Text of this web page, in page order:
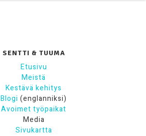
SENTTI & TUUMA
Etusivu
Meistä
Kestävä kehitys
Blogi (englanniksi)
Avoimet työpaikat
Media
Sivukartta